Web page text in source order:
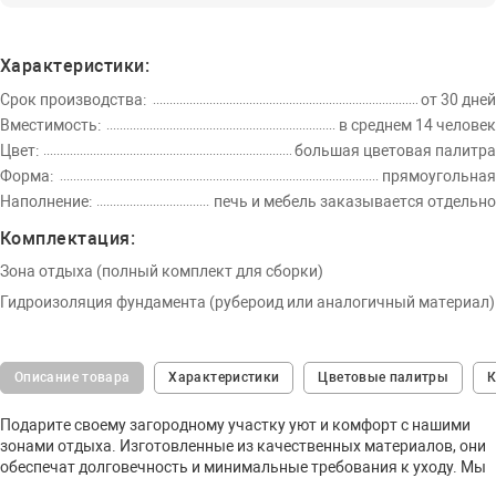
Характеристики:
Срок производства:
от 30 дней
Вместимость:
в среднем 14 человек
Цвет:
большая цветовая палитра
Форма:
прямоугольная
Наполнение:
печь и мебель заказывается отдельно
Комплектация:
Зона отдыха (полный комплект для сборки)
Гидроизоляция фундамента (рубероид или аналогичный материал)
Описание товара Характеристики Цветовые палитры
Подарите своему загородному участку уют и комфорт с нашими
зонами отдыха. Изготовленные из качественных материалов, они
обеспечат долговечность и минимальные требования к уходу. Мы